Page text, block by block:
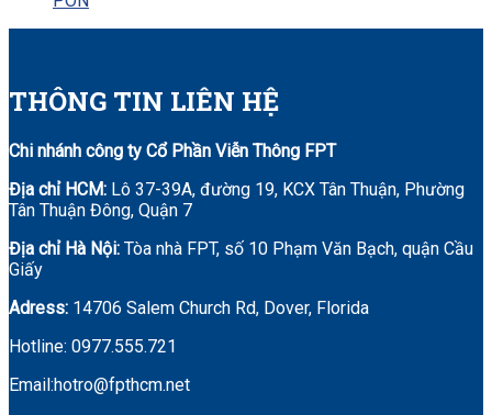
FPT Huyện Mỹ Đức
FPT Huyện Phúc Thọ
FPT Huyện Quốc Oai
FPT Huyện Thanh Oai
FPT Huyện Thường Tín
FPT Huyện Ứng Hòa
THÔNG TIN LIÊN HỆ
Chi nhánh công ty Cổ Phần Viễn Thông FPT
Địa chỉ HCM: Lô 37-39A, đường 19, KCX Tân Thuận, Phường
Tân Thuận Đông, Quận 7
Địa chỉ Hà Nội: Tòa nhà FPT, số 10 Phạm Văn Bạch, quận Cầu
Giấy
Adress: 14706 Salem Church Rd, Dover, Florida
Hotline: 0977.555.721
Email:hotro@fpthcm.net